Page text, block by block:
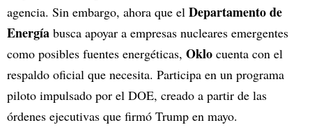
agencia. Sin embargo, ahora que el Departamento de
Energía busca apoyar a empresas nucleares emergentes
como posibles fuentes energéticas, Oklo cuenta con el
respaldo oficial que necesita. Participa en un programa
piloto impulsado por el DOE, creado a partir de las
órdenes ejecutivas que firmó Trump en mayo.